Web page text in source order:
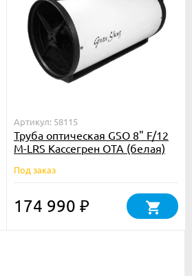
Артикул: 58115
Труба оптическая GSO 8" F/12
M-LRS Кассегрен OTA (белая)
Под заказ
174 990 ₽